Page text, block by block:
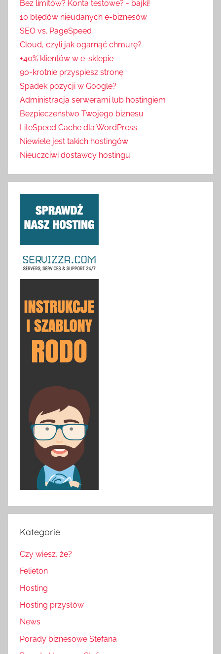
Bez limitów? Konta testowe? - bajki!
10 błędów nieudanych e-biznesów
SEO vs. PageSpeed
Cloud, czyli jak ogarnąć chmurę?
+40% klientów w e-sklepie
90-krotnie przyspiesz stronę
Spadek pozycji w Google?
Administracja serwerami lub hostingiem
Bezpieczeństwo Twojego biznesu
LiteSpeed Cache dla WordPress
Niewiele jest takich hostingów
Nieuczciwi dostawcy hostingu
Kategorie
Czy wiesz, że?
Felieton
Hosting
Hosting przysłów
News
Porady biznesowe Stefana